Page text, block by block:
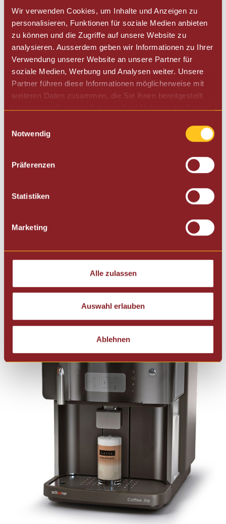
Wir verwenden Cookies, um Inhalte und Anzeigen zu
personalisieren, Funktionen für soziale Medien anbieten
zu können und die Zugriffe auf unsere Website zu
analysieren. Ausserdem geben wir Informationen zu Ihrer
Verwendung unserer Website an unsere Partner für
soziale Medien, Werbung und Analysen weiter. Unsere
Partner führen diese Informationen möglicherweise mit
weiteren Daten zusammen, die Sie ihnen bereitgestellt
Notwendig
Präferenzen
Statistiken
Marketing
Alle zulassen
Auswahl erlauben
Ablehnen
​Bohnenbehälter Standard
250 g
Bohnenbehäter Erweitert
650 g​
Masse:
305
x 445x
mm
Gewicht
15 kg
1,7 – 2,3 kW
50 / 60 Hz 120 – 240 V